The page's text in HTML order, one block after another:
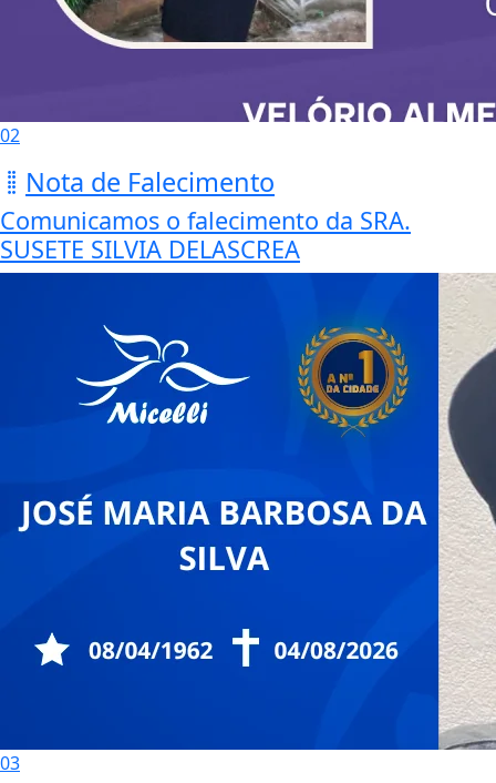
02
Nota de Falecimento
Comunicamos o falecimento da SRA.
SUSETE SILVIA DELASCREA
03